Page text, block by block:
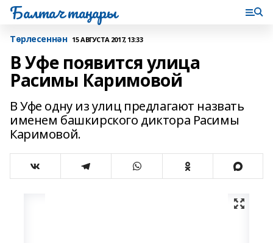
Балтач таңнары
Tөрлесеннән 15 АВГУСТА 2017, 13:33
В Уфе появится улица
Расимы Каримовой
В Уфе одну из улиц предлагают назвать
именем башкирского диктора Расимы
Каримовой.